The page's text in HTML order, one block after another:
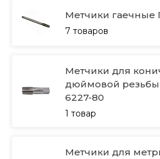
Метчики гаечные
7 товаров
Метчики для
дюймовой резьбы
6227-80
1 товар
Метчики для